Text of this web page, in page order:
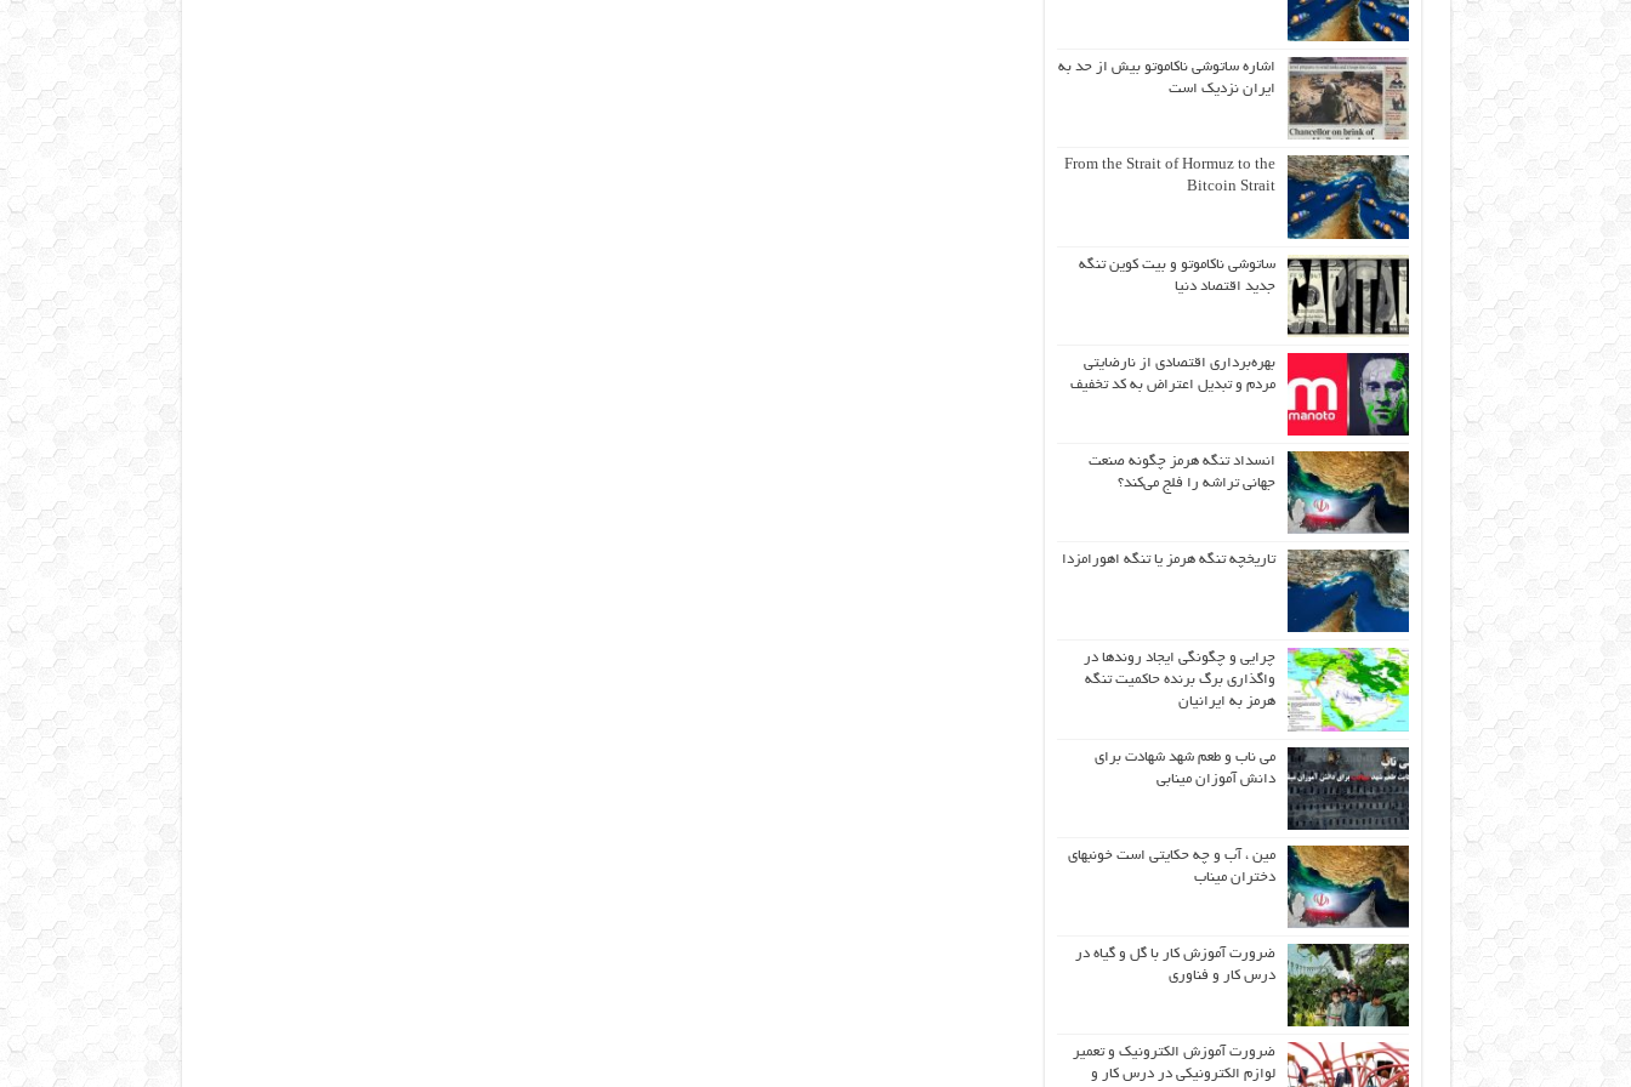
اشاره ساتوشی ناکاموتو بیش از حد به
ایران نزدیک است
From the Strait of Hormuz to the
Bitcoin Strait
ساتوشی ناکاموتو و بیت کوین تنگه
جدید اقتصاد دنیا
بهره‌برداری اقتصادی از نارضایتی
مردم و تبدیل اعتراض به کد تخفیف
انسداد تنگه هرمز چگونه صنعت
جهانی تراشه را فلج می‌کند؟
تاریخچه تنگه هرمز یا تنگه اهورامزدا
چرایی و چگونگی ایجاد روندها در
واگذاری برگ برنده حاکمیت تنگه
هرمز به ایرانیان
می ناب و طعم شهد شهادت برای
دانش آموزان مینابی
مین ، آب و چه حکایتی است خونبهای
دختران میناب
ضرورت آموزش کار با گل و گیاه در
درس کار و فناوری
ضرورت آموزش الکترونیک و تعمیر
لوازم الکترونیکی در درس کار و